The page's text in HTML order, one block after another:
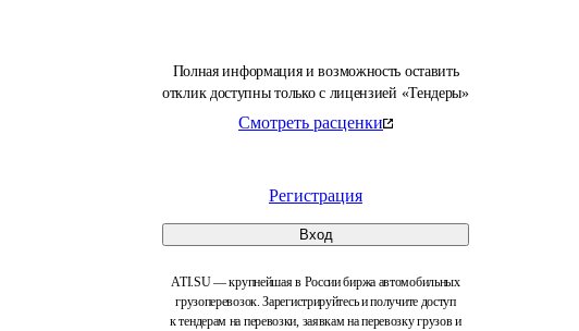
Полная информация и возможность оставить
отклик доступны только с лицензией «Тендеры»
Смотреть расценки
Регистрация
Вход
ATI.SU — крупнейшая в России биржа автомобильных
грузоперевозок. Зарегистрируйтесь и получите доступ
к тендерам на перевозки, заявкам на перевозку грузов и